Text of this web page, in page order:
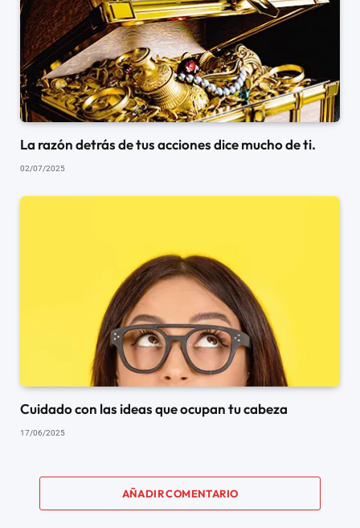
La razón detrás de tus acciones dice mucho de ti.
02/07/2025
Cuidado con las ideas que ocupan tu cabeza
17/06/2025
AÑADIR COMENTARIO